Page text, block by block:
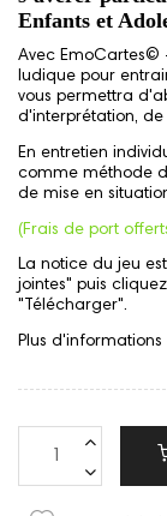
Enfants et
Avec EmoCartes©
ludique pour
vous permettra
d'interprétation, de
En entretien
comme méthode
de mise en
(Frais de port
La notice du jeu
jointes" puis
"Télécharger".
Plus d'informations